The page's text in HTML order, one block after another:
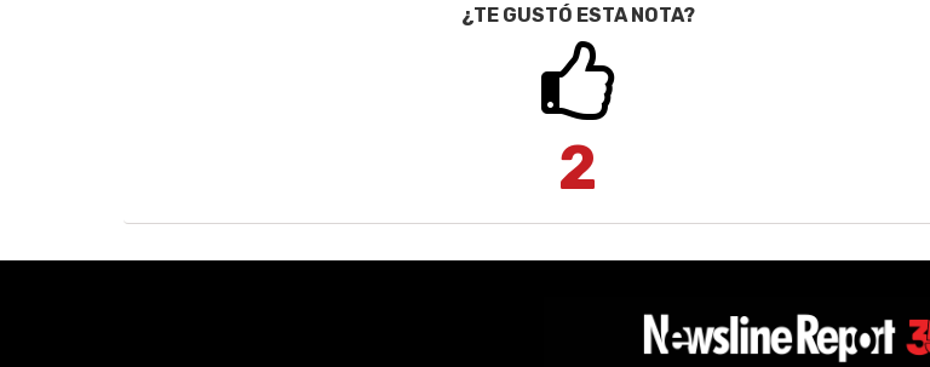
¿TE GUSTÓ ESTA NOTA?
2